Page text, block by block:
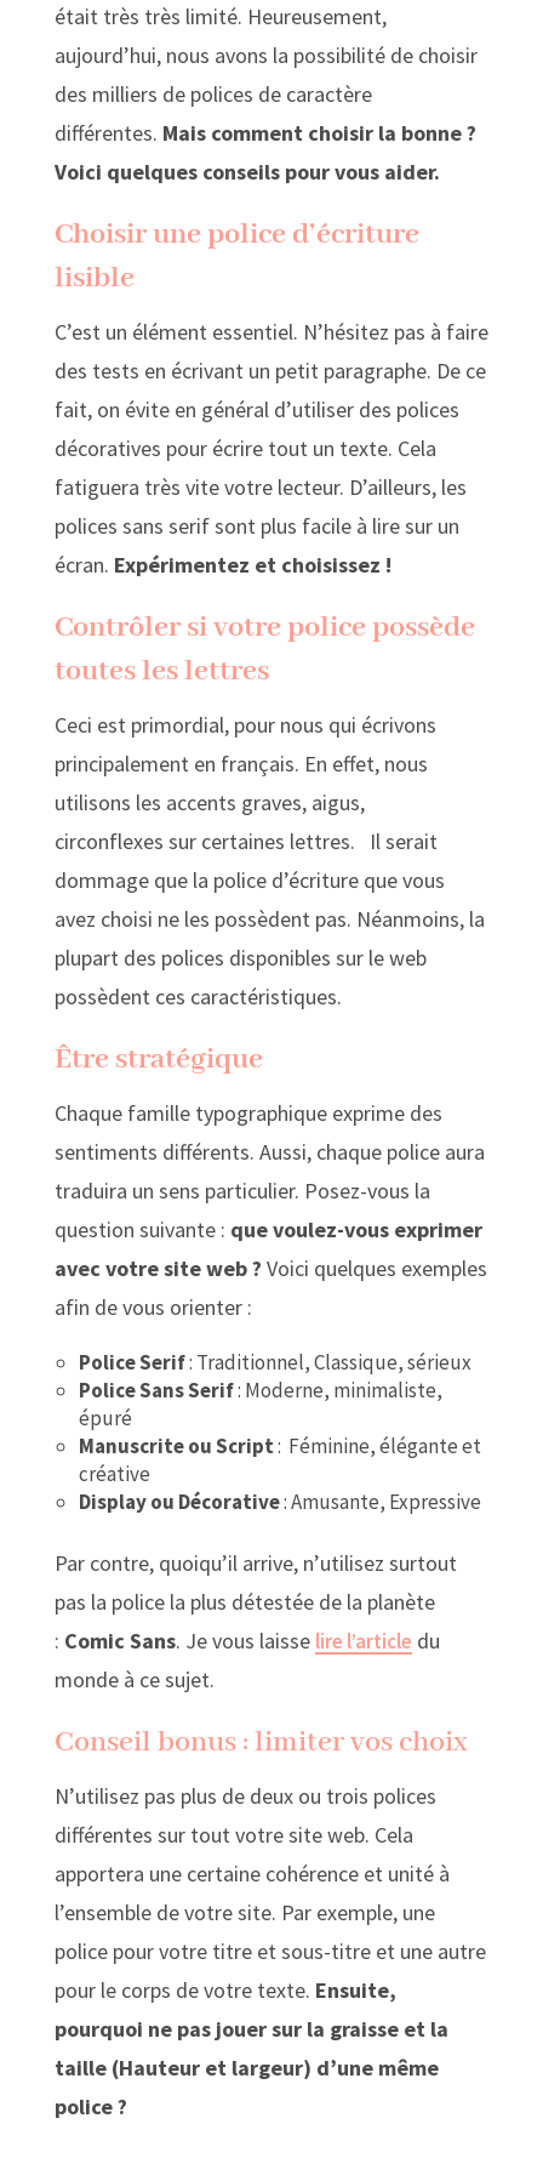
était très très limité. Heureusement,
aujourd’hui, nous avons la possibilité de choisir
des milliers de polices de caractère
différentes. Mais comment choisir la bonne ?
Voici quelques conseils pour vous aider.
Choisir une police d’écriture
lisible
C’est un élément essentiel. N’hésitez pas à faire
des tests en écrivant un petit paragraphe. De ce
fait, on évite en général d’utiliser des polices
décoratives pour écrire tout un texte. Cela
fatiguera très vite votre lecteur. D’ailleurs, les
polices sans serif sont plus facile à lire sur un
écran. Expérimentez et choisissez !
Contrôler si votre police possède
toutes les lettres
Ceci est primordial, pour nous qui écrivons
principalement en français. En effet, nous
utilisons les accents graves, aigus,
circonflexes sur certaines lettres. Il serait
dommage que la police d’écriture que vous
avez choisi ne les possèdent pas. Néanmoins, la
plupart des polices disponibles sur le web
possèdent ces caractéristiques.
Être stratégique
Chaque famille typographique exprime des
sentiments différents. Aussi, chaque police aura
traduira un sens particulier. Posez-vous la
question suivante : que voulez-vous exprimer
avec votre site web ? Voici quelques exemples
afin de vous orienter :
Police Serif: Traditionnel, Classique, sérieux
Police Sans Serif: Moderne, minimaliste,
épuré
Manuscrite ou Script: Féminine, élégante et
créative
Display ou Décorative: Amusante, Expressive
Par contre, quoiqu’il arrive, n’utilisez surtout
pas la police la plus détestée de la planète
: Comic Sans. Je vous laisse lire l’article du
monde à ce sujet.
Conseil bonus : limiter vos choix
N’utilisez pas plus de deux ou trois polices
différentes sur tout votre site web. Cela
apportera une certaine cohérence et unité à
l’ensemble de votre site. Par exemple, une
police pour votre titre et sous-titre et une autre
pour le corps de votre texte. Ensuite,
pourquoi ne pas jouer sur la graisse et la
taille (Hauteur et largeur) d’une même
police ?